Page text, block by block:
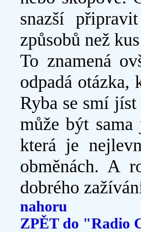
snazší
způsobů než
To znamená
odpadá otázka,
Ryba se smí
může být
která je
obměnách. A
dobrého
nahoru
ZPĚT do "Radio